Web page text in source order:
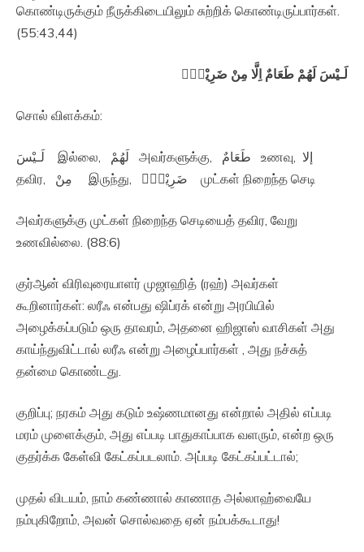
கொண்டிருக்கும் நீருக்கிடையிலும் சுற்றிக் கொண்டிருப்பார்கள்.
(55:43,44)
لَـيْسَ لَهُمْ طَعَامٌ اِلَّا مِنْ ضَرِيْعٍۙ‏
சொல் விளக்கம்:
لَـيْسَ இல்லை, لَهُمْ அவர்களுக்கு, طَعَامٌ உணவு, إلا
தவிர, مِنْ இருந்து, ضَرِيْعٍۙ‏ முட்கள் நிறைந்த செடி
அவர்களுக்கு முட்கள் நிறைந்த செடியைத் தவிர, வேறு
உணவில்லை. (88:6)
குர்ஆன் விரிவுரையாளர் முஜாஹித் (ரஹ்) அவர்கள்
கூறினார்கள்: லரீஃ என்பது ஷிப்ரக் என்று அரபியில்
அழைக்கப்படும் ஒரு தாவரம், அதனை ஹிஜாஸ் வாசிகள் அது
காய்ந்துவிட்டால் லரீஃ என்று அழைப்பார்கள் , அது நச்சுத்
தன்மை கொண்டது.
குறிப்பு; நரகம் அது கடும் உஷ்ணமானது என்றால் அதில் எப்படி
மரம் முளைக்கும், அது எப்படி பாதுகாப்பாக வளரும், என்ற ஒரு
குதர்க்க கேள்வி கேட்கப்படலாம். அப்படி கேட்கப்பட்டால்;
முதல் விடயம், நாம் கண்ணால் காணாத அல்லாஹ்வையே
நம்புகிறோம், அவன் சொல்வதை ஏன் நம்பக்கூடாது!